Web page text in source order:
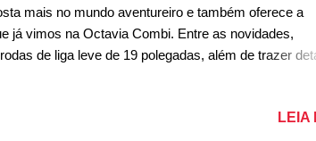
mais no mundo aventureiro e também oferece a
já vimos na Octavia Combi. Entre as novidades,
de liga leve de 19 polegadas, além de trazer
de outros componentes. O modelo ainda dispõe
LEIA